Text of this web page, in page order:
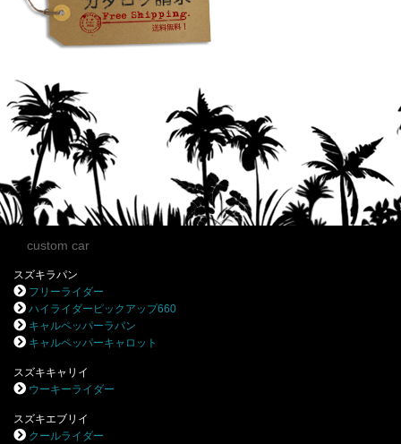
custom car
スズキラパン
フリーライダー
ハイライダーピックアップ660
キャルペッパーラパン
キャルペッパーキャロット
スズキキャリイ
ウーキーライダー
スズキエブリイ
クールライダー